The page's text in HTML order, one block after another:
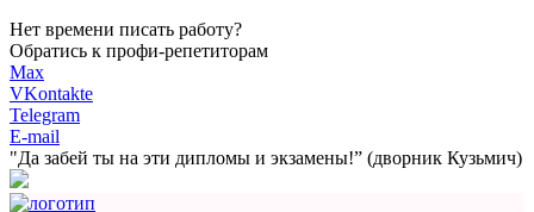
Нет времени писать работу?
Обратись к профи-репетиторам
Max
VKontakte
Telegram
E-mail
"Да забей ты на эти дипломы и экзамены!” (дворник Кузьмич)